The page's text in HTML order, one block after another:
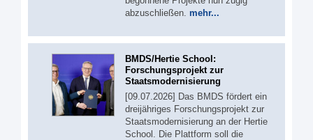
abzuschließen. mehr...
BMDS/Hertie School:
Forschungsprojekt zur
Staatsmodernisierung
[09.07.2026] Das BMDS fördert ein
dreijähriges Forschungsprojekt zur
Staatsmodernisierung an der Hertie
School. Die Plattform soll die